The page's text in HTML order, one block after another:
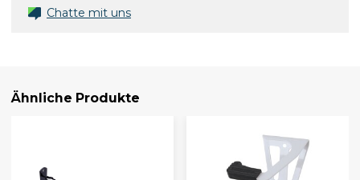
Chatte mit uns
Ähnliche Produkte